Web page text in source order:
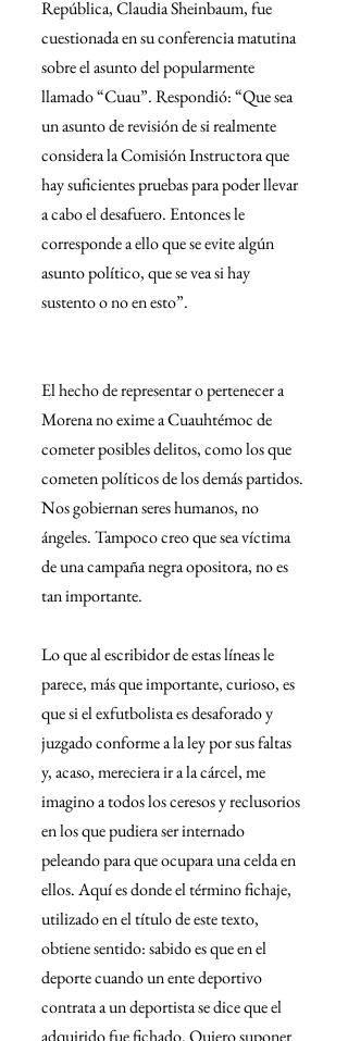
República, Claudia Sheinbaum, fue
cuestionada en su conferencia matutina
sobre el asunto del popularmente
llamado “Cuau”. Respondió: “Que sea
un asunto de revisión de si realmente
considera la Comisión Instructora que
hay suficientes pruebas para poder llevar
a cabo el desafuero. Entonces le
corresponde a ello que se evite algún
asunto político, que se vea si hay
sustento o no en esto”.
El hecho de representar o pertenecer a
Morena no exime a Cuauhtémoc de
cometer posibles delitos, como los que
cometen políticos de los demás partidos.
Nos gobiernan seres humanos, no
ángeles. Tampoco creo que sea víctima
de una campaña negra opositora, no es
tan importante.
Lo que al escribidor de estas líneas le
parece, más que importante, curioso, es
que si el exfutbolista es desaforado y
juzgado conforme a la ley por sus faltas
y, acaso, mereciera ir a la cárcel, me
imagino a todos los ceresos y reclusorios
en los que pudiera ser internado
peleando para que ocupara una celda en
ellos. Aquí es donde el término fichaje,
utilizado en el título de este texto,
obtiene sentido: sabido es que en el
deporte cuando un ente deportivo
contrata a un deportista se dice que el
adquirido fue fichado. Quiero suponer